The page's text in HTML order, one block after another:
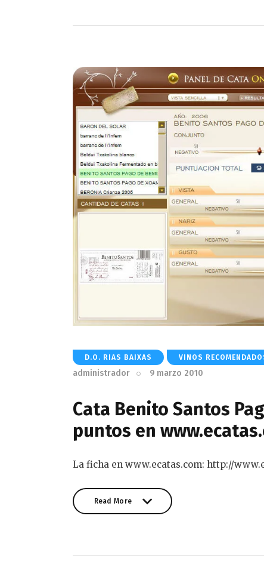
D.O. RIAS BAIXAS VINOS
administrador
9 marzo 2010
Cata Benito Santos
puntos en
La ficha en www.ecatas.com: http://
Read More